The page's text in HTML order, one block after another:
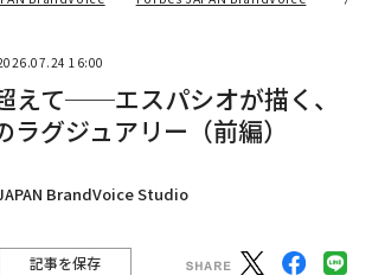
16:00
えて──エスパシオが描く、
ラグジュアリー（前編）
BrandVoice Studio
記事を保存